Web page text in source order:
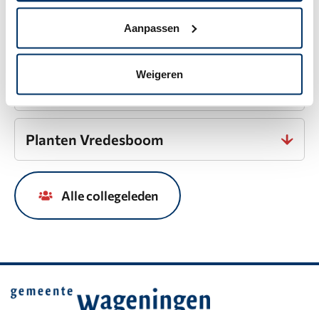
Aanpassen
Weigeren
Nationale Dodenherdenking 4 mei
Wageningen
Planten Vredesboom
Alle collegeleden
Belangrijke